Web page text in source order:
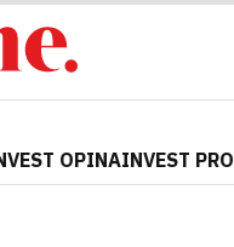
OPINAINVEST PRO